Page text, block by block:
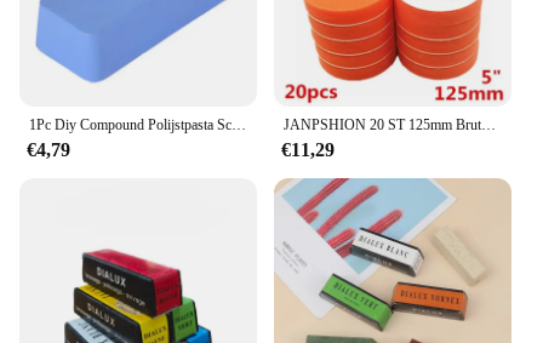
1Pc Diy Compound Polijstpasta Schuurpasta Metalen Polijsten Waspasta Chroom Groen Oxide Slijppasta Van Hoge Kwaliteit
€4,79
JANPSHION 20 ST 125mm Bruto Polijsten Buffing Pads 5 "platte spons Auto Polijstmachine Schoon waxen Auto verf onderhoud care
€11,29